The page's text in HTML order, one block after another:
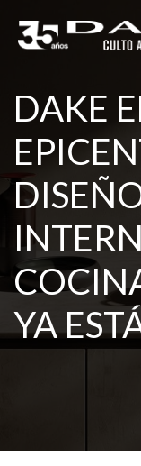
contenido
DAKE
YA